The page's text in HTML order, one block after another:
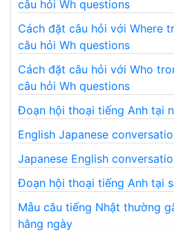
câu hỏi Wh questions
Cách đặt câu hỏi với Where
câu hỏi Wh questions
Cách đặt câu hỏi với Who
câu hỏi Wh questions
Đoạn hội thoại tiếng Anh tại
English Japanese
Japanese English
Đoạn hội thoại tiếng Anh tại
Mẫu câu tiếng Nhật thường
hằng ngày